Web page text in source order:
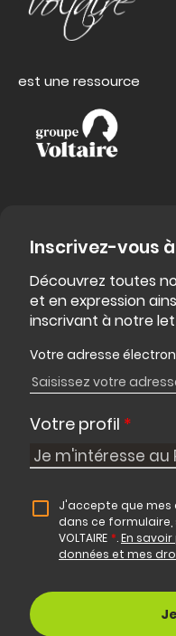
est une ressource
Inscrivez-vous
Découvrez toutes
et en expression
inscrivant à notre
Votre adresse
Votre profil *
J'accepte que mes
dans ce
VOLTAIRE *.En
données et mes